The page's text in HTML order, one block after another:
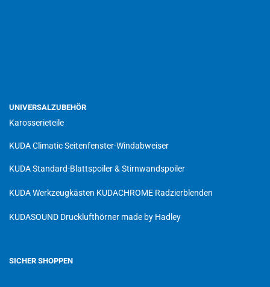
UNIVERSALZUBEHÖR
Karosserieteile
KUDA Climatic Seitenfenster-Windabweiser
KUDA Standard-Blattspoiler & Stirnwandspoiler
KUDA Werkzeugkästen KUDACHROME Radzierblenden
KUDASOUND Drucklufthörner made by Hadley
SICHER SHOPPEN